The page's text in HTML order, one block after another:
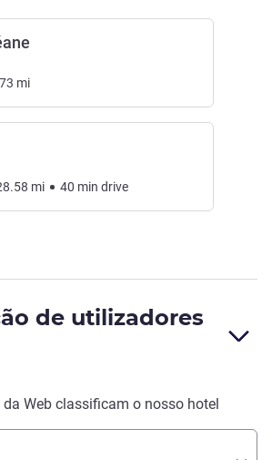
mi
mi 40 min drive
de utilizadores
Web classificam o nosso hotel